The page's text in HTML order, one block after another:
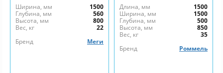
Ширина, мм
1500
Глубина, мм
560
Высота, мм
800
Вес, кг
22
Бренд
Меги
Длина, мм
1500
Ширина, мм
1500
Глубина, мм
500
Высота, мм
850
Вес, кг
35
Бренд
Роммель